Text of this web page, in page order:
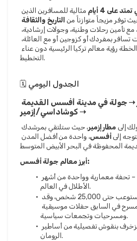
على 4 أيام
توفر مزيجاً متوازناً من
التخطيط.
🗓️ الجدول اليومي
➝ كوشاداسي/إزمير
إلى مطار إزمير
إلى أفسس
أبرز معالم جولة أفسس:
الأطلال في العالم.
ومسرحيات وتجمعات سياسية.
الرومان.